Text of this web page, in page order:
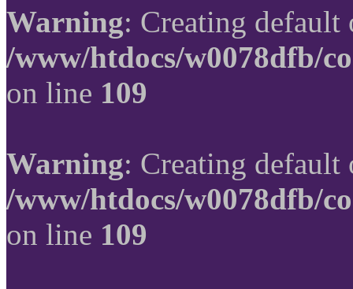
Warning: Creating
/www/htdocs/w0078dfb/
on line 109
Warning: Creating
/www/htdocs/w0078dfb/
on line 109